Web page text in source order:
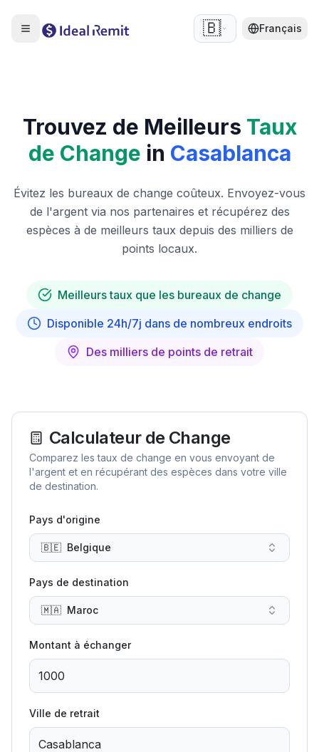
🇧🇪 Français
Trouvez de Meilleurs Taux
de Change in Casablanca
Évitez les bureaux de change coûteux. Envoyez-vous
de l'argent via nos partenaires et récupérez des
espèces à de meilleurs taux depuis des milliers de
points locaux.
Meilleurs taux que les bureaux de change
Disponible 24h/7j dans de nombreux endroits
Des milliers de points de retrait
Calculateur de Change
Comparez les taux de change en vous envoyant de
l'argent et en récupérant des espèces dans votre ville
de destination.
Pays d'origine
🇧🇪 Belgique
Pays de destination
🇲🇦 Maroc
Montant à échanger
Ville de retrait